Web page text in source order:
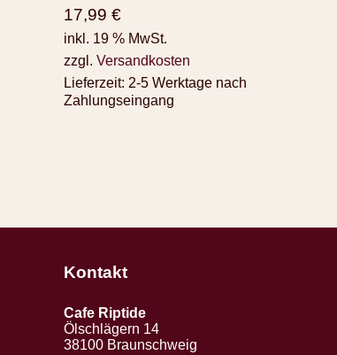
17,99 €
inkl. 19 % MwSt.
zzgl. Versandkosten
Lieferzeit: 2-5 Werktage nach
Zahlungseingang
Kontakt
Cafe Riptide
Ölschlägern 14
38100 Braunschweig